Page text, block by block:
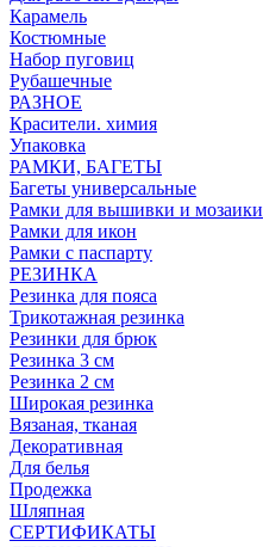
Карамель
Костюмные
Набор пуговиц
Рубашечные
РАЗНОЕ
Красители. химия
Упаковка
РАМКИ, БАГЕТЫ
Багеты универсальные
Рамки для вышивки и мозаики
Рамки для икон
Рамки с паспарту
РЕЗИНКА
Резинка для пояса
Трикотажная резинка
Резинки для брюк
Резинка 3 см
Резинка 2 см
Широкая резинка
Вязаная, тканая
Декоративная
Для белья
Продежка
Шляпная
СЕРТИФИКАТЫ